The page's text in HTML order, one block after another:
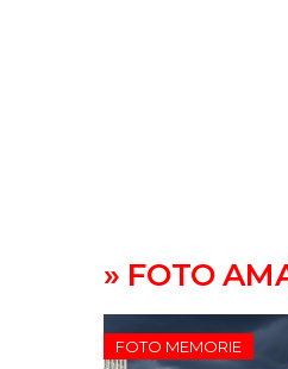
» FOTO
FOTO MEMORIE